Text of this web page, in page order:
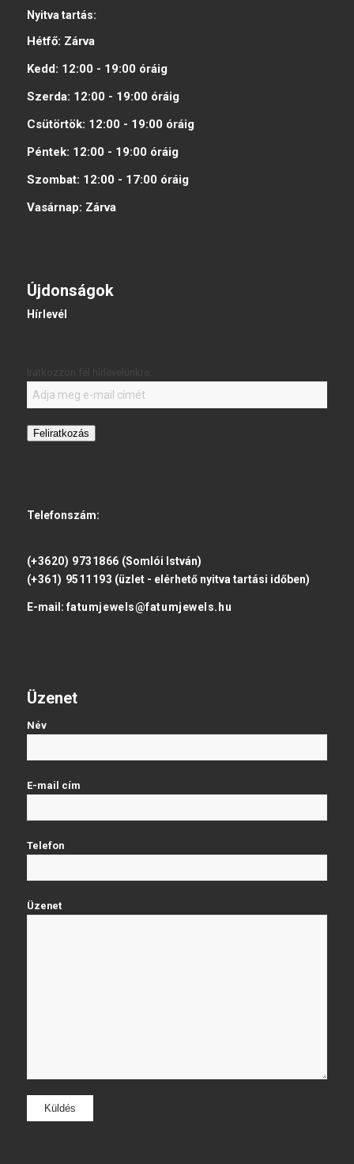
Nyitva tartás:
Hétfő: Zárva
Kedd: 12:00 - 19:00 óráig
Szerda: 12:00 - 19:00 óráig
Csütörtök: 12:00 - 19:00 óráig
Péntek: 12:00 - 19:00 óráig
Szombat: 12:00 - 17:00 óráig
Vasárnap: Zárva
Újdonságok
Hírlevél
Feliratkozás
Telefonszám:
(+3620) 9731866 (Somlói István)
(+361) 9511193 (üzlet - elérhető nyitva tartási időben)
E-mail: fatumjewels@fatumjewels.hu
Üzenet
Név
E-mail cím
Telefon
Üzenet